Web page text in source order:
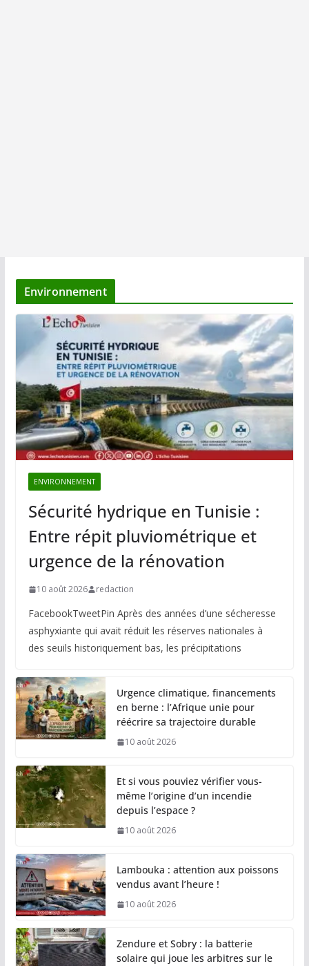
Environnement
ENVIRONNEMENT
Sécurité hydrique en Tunisie :
Entre répit pluviométrique et
urgence de la rénovation
10 août 2026 redaction
FacebookTweetPin Après des années d’une sécheresse
asphyxiante qui avait réduit les réserves nationales à
des seuils historiquement bas, les précipitations
Urgence climatique, financements
en berne : l’Afrique unie pour
réécrire sa trajectoire durable
10 août 2026
Et si vous pouviez vérifier vous-
même l’origine d’un incendie
depuis l’espace ?
10 août 2026
Lambouka : attention aux poissons
vendus avant l’heure !
10 août 2026
Zendure et Sobry : la batterie
solaire qui joue les arbitres sur le